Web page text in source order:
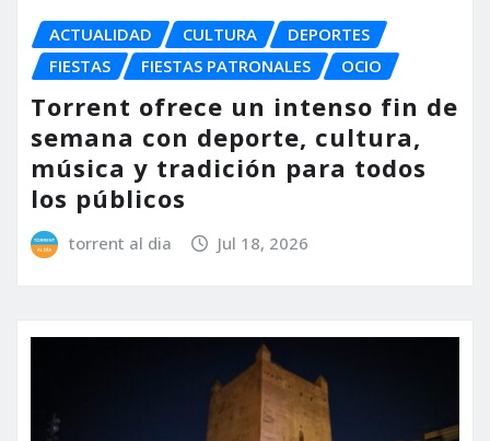
ACTUALIDAD CULTURA
DEPORTES
FIESTAS
FIESTAS PATRONALES OCIO
Torrent ofrece un intenso fin de
semana con deporte, cultura,
música y tradición para todos
los públicos
torrent al dia Jul 18, 2026